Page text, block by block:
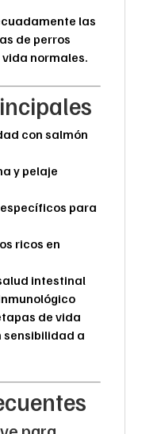
las
de perros
normales.
con salmón
y pelaje
para
ricos en
intestinal
de vida
sensibilidad a